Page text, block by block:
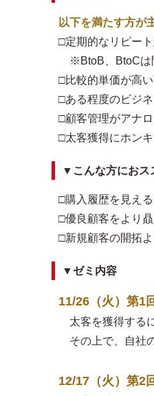
以下を満たす方が
□定期的なリピー
※BtoB、BtoCは
□比較的単価が高
□ある程度のビジ
□顧客管理がアナ
□太客獲得にホン
▼こんな方におス
□購入履歴を見え
□優良顧客をより
□新規顧客の開拓
▼ゼミ内容
11/26（火）第1
太客を獲得する
その上で、自社
12/17（火）第2